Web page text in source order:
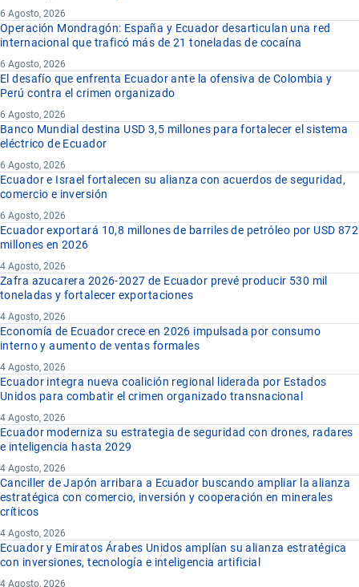
6 Agosto, 2026
Operación Mondragón: España y Ecuador desarticulan una red
internacional que traficó más de 21 toneladas de cocaína
6 Agosto, 2026
El desafío que enfrenta Ecuador ante la ofensiva de Colombia y
Perú contra el crimen organizado
6 Agosto, 2026
Banco Mundial destina USD 3,5 millones para fortalecer el sistema
eléctrico de Ecuador
6 Agosto, 2026
Ecuador e Israel fortalecen su alianza con acuerdos de seguridad,
comercio e inversión
6 Agosto, 2026
Ecuador exportará 10,8 millones de barriles de petróleo por USD 872
millones en 2026
4 Agosto, 2026
Zafra azucarera 2026-2027 de Ecuador prevé producir 530 mil
toneladas y fortalecer exportaciones
4 Agosto, 2026
Economía de Ecuador crece en 2026 impulsada por consumo
interno y aumento de ventas formales
4 Agosto, 2026
Ecuador integra nueva coalición regional liderada por Estados
Unidos para combatir el crimen organizado transnacional
4 Agosto, 2026
Ecuador moderniza su estrategia de seguridad con drones, radares
e inteligencia hasta 2029
4 Agosto, 2026
Canciller de Japón arribara a Ecuador buscando ampliar la alianza
estratégica con comercio, inversión y cooperación en minerales
críticos
4 Agosto, 2026
Ecuador y Emiratos Árabes Unidos amplían su alianza estratégica
con inversiones, tecnología e inteligencia artificial
4 Agosto, 2026